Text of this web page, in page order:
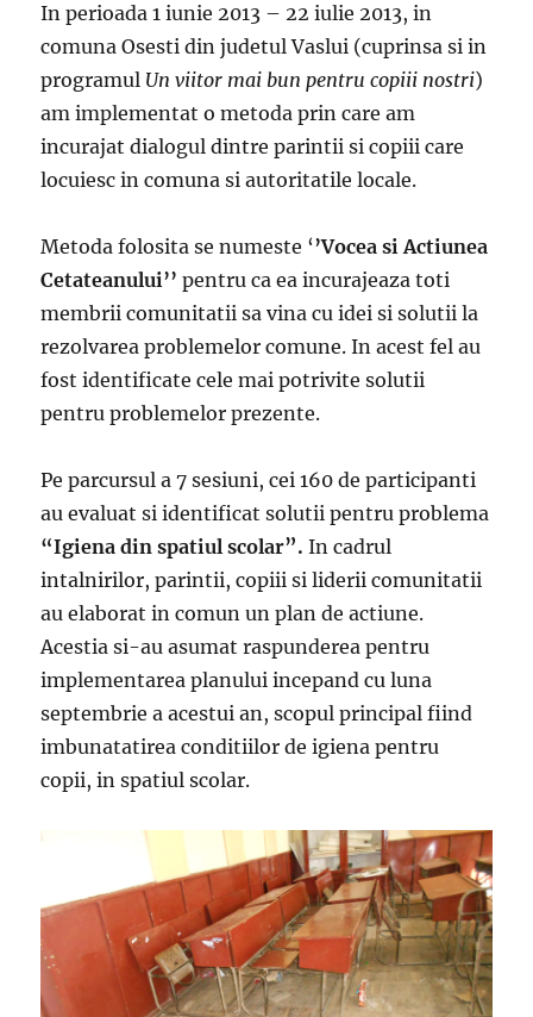
In perioada 1 iunie 2013 – 22 iulie 2013, in
comuna Osesti din judetul Vaslui (cuprinsa si in
programul Un viitor mai bun pentru copiii nostri)
am implementat o metoda prin care am
incurajat dialogul dintre parintii si copiii care
locuiesc in comuna si autoritatile locale.
Metoda folosita se numeste ‘’Vocea si Actiunea
Cetateanului’’ pentru ca ea incurajeaza toti
membrii comunitatii sa vina cu idei si solutii la
rezolvarea problemelor comune. In acest fel au
fost identificate cele mai potrivite solutii
pentru problemelor prezente.
Pe parcursul a 7 sesiuni, cei 160 de participanti
au evaluat si identificat solutii pentru problema
“Igiena din spatiul scolar”. In cadrul
intalnirilor, parintii, copiii si liderii comunitatii
au elaborat in comun un plan de actiune.
Acestia si-au asumat raspunderea pentru
implementarea planului incepand cu luna
septembrie a acestui an, scopul principal fiind
imbunatatirea conditiilor de igiena pentru
copii, in spatiul scolar.